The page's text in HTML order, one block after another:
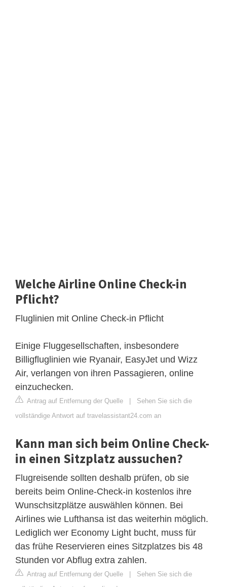
Welche Airline Online Check-in
Pflicht?
Fluglinien mit Online Check-in Pflicht
Einige Fluggesellschaften, insbesondere
Billigfluglinien wie Ryanair, EasyJet und Wizz
Air, verlangen von ihren Passagieren, online
einzuchecken.
Antrag auf Entfernung der Quelle | Sehen Sie sich die
vollständige Antwort auf travelassistant24.com an
Kann man sich beim Online Check-
in einen Sitzplatz aussuchen?
Flugreisende sollten deshalb prüfen, ob sie
bereits beim Online-Check-in kostenlos ihre
Wunschsitzplätze auswählen können. Bei
Airlines wie Lufthansa ist das weiterhin möglich.
Lediglich wer Economy Light bucht, muss für
das frühe Reservieren eines Sitzplatzes bis 48
Stunden vor Abflug extra zahlen.
Antrag auf Entfernung der Quelle | Sehen Sie sich die